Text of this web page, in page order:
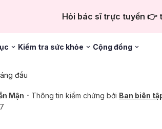
Hỏi bác sĩ trực tuyến 👉
Kiểm tra sức khỏe Cộng đồng
đầu
Mận Thông tin kiểm chứng bởi Ban biên